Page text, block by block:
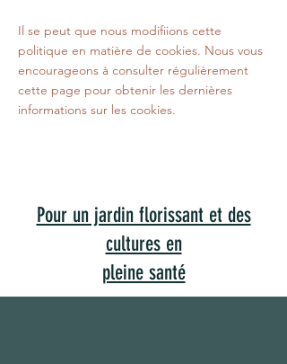
Il se peut que nous modifiions cette
politique en matière de cookies. Nous vous
encourageons à consulter régulièrement
cette page pour obtenir les dernières
informations sur les cookies.
Pour un jardin florissant et des
cultures en
pleine santé